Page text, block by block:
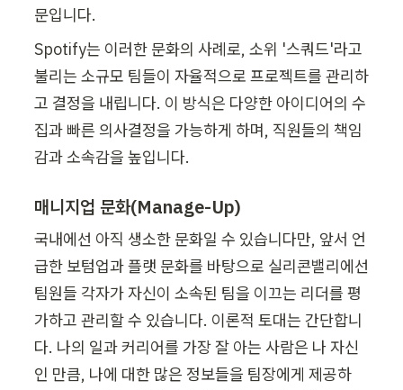
문입니다.
Spotify는 이러한 문화의 사례로, 소위 '스쿼드'라고
불리는 소규모 팀들이 자율적으로 프로젝트를 관리하
고 결정을 내립니다. 이 방식은 다양한 아이디어의 수
집과 빠른 의사결정을 가능하게 하며, 직원들의 책임
감과 소속감을 높입니다.
매니지업 문화(Manage-Up)
국내에선 아직 생소한 문화일 수 있습니다만, 앞서 언
급한 보텀업과 플랫 문화를 바탕으로 실리콘밸리에선
팀원들 각자가 자신이 소속된 팀을 이끄는 리더를 평
가하고 관리할 수 있습니다. 이론적 토대는 간단합니
다. 나의 일과 커리어를 가장 잘 아는 사람은 나 자신
인 만큼, 나에 대한 많은 정보들을 팀장에게 제공하